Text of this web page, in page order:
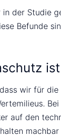
der
Befunde
wir für
auf den